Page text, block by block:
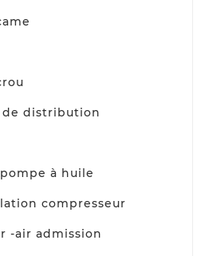
de distribution
à huile
compresseur
-air admission